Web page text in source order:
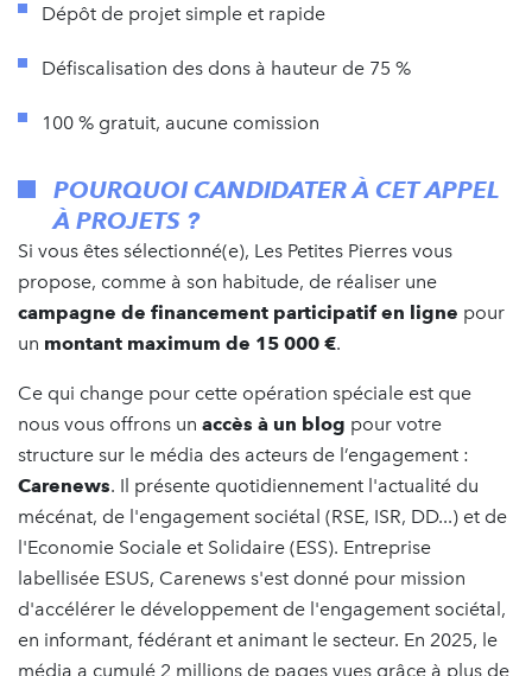
Dépôt de projet simple et rapide
Défiscalisation des dons à hauteur de 75 %
100 % gratuit, aucune comission
POURQUOI CANDIDATER À CET APPEL
À PROJETS ?
Si vous êtes sélectionné(e), Les Petites Pierres vous
propose, comme à son habitude, de réaliser une
campagne de financement participatif en ligne pour
un montant maximum de 15 000 €.
Ce qui change pour cette opération spéciale est que
nous vous offrons un accès à un blog pour votre
structure sur le média des acteurs de l’engagement :
Carenews. Il présente quotidiennement l'actualité du
mécénat, de l'engagement sociétal (RSE, ISR, DD...) et de
l'Economie Sociale et Solidaire (ESS). Entreprise
labellisée ESUS, Carenews s'est donné pour mission
d'accélérer le développement de l'engagement sociétal,
en informant, fédérant et animant le secteur. En 2025, le
média a cumulé 2 millions de pages vues grâce à plus de